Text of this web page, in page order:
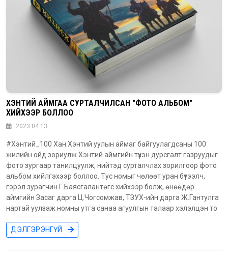
ХЭНТИЙ АЙМГАА СУРТАЛЧИЛСАН "ФОТО АЛЬБОМ"
ХИЙХЭЭР БОЛЛОО
2023.04.13
#Хэнтий_100 Хан Хэнтий уулын аймаг байгуулагдсаны 100
жилийн ойд зориулж Хэнтий аймгийн түүхэн дурсгалт газруудыг
фото зургаар танилцуулж, нийтэд сурталчлах зорилгоор фото
альбом хийлгэхээр боллоо. Тус номыг чөлөөт уран бүтээлч,
гэрэл зурагчин Г.Баясгалантөгс хийхээр болж, өнөөдөр
аймгийн Засаг дарга Ц.Чогсомжав, ТЗУХ-ийн дарга Ж.Гантулга
нартай уулзаж номны утга санаа агуулгын талаар хэлэлцэн то
ДЭЛГЭРЭНГҮЙ